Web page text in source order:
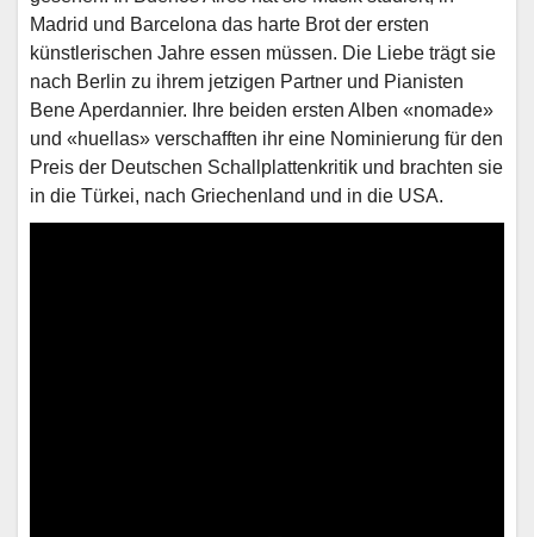
Madrid und Barcelona das harte Brot der ersten
künstlerischen Jahre essen müssen. Die Liebe trägt sie
nach Berlin zu ihrem jetzigen Partner und Pianisten
Bene Aperdannier. Ihre beiden ersten Alben «nomade»
und «huellas» verschafften ihr eine Nominierung für den
Preis der Deutschen Schallplattenkritik und brachten sie
in die Türkei, nach Griechenland und in die USA.